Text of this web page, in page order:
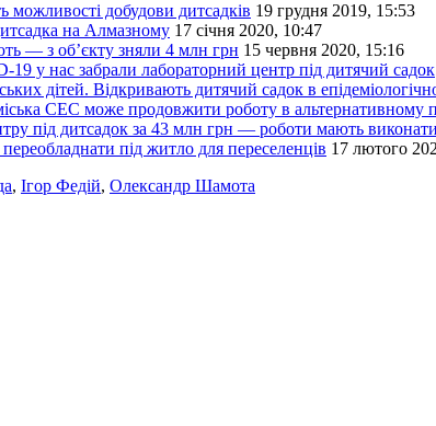
можливості добудови дитсадків 19 грудня 2019, 15:53
на Алмазному 17 січня 2020, 10:47
— з об’єкту зняли 4 млн грн 15 червня 2020, 15:16
19 у нас забрали лабораторний центр під дитячий садок
дітей. Відкривають дитячий садок в
СЕС може продовжити роботу в альтернативному
під дитсадок за 43 млн грн — роботи мають виконати
переобладнати під житло для переселенців 17 лютого
, Ігор Федій, Олександр Шамота